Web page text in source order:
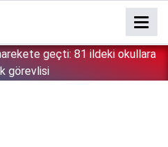
geçti: 81 ildeki okullara
görevlisi